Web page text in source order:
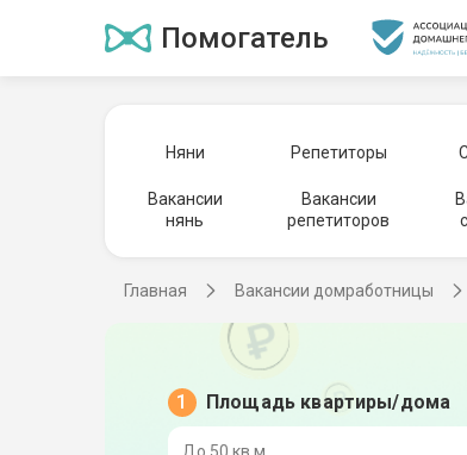
Помогатель
Няни Репетиторы
Вакансии
нянь
Вакансии
репетиторов
Главная Вакансии домработницы
Площадь квартиры/дома